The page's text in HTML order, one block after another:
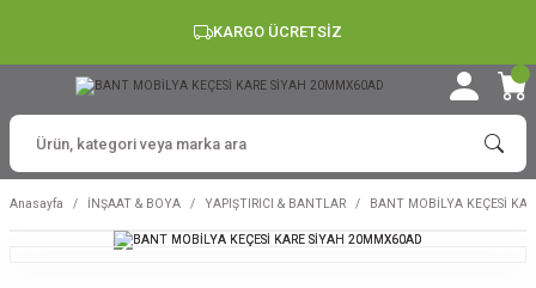
KARGO ÜCRETSİZ
Anasayfa İNŞAAT & BOYA YAPIŞTIRICI & BANTLAR BANT MOBİLYA KEÇESİ